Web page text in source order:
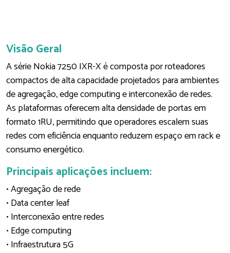
Visão Geral
A série Nokia 7250 IXR-X é composta por roteadores
compactos de alta capacidade projetados para ambientes
de agregação, edge computing e interconexão de redes.
As plataformas oferecem alta densidade de portas em
formato 1RU, permitindo que operadores escalem suas
redes com eficiência enquanto reduzem espaço em rack e
consumo energético.
Principais aplicações incluem:
• Agregação de rede
• Data center leaf
• Interconexão entre redes
• Edge computing
• Infraestrutura 5G